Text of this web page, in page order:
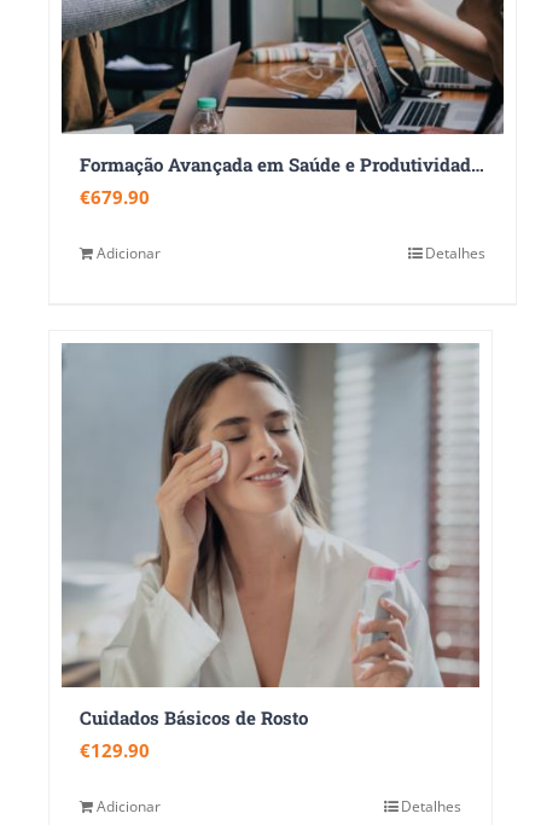
Formação Avançada em Saúde e Produtividade Ocupacional 360
€679.90
Adicionar Detalhes
Cuidados Básicos de Rosto
€129.90
Adicionar Detalhes